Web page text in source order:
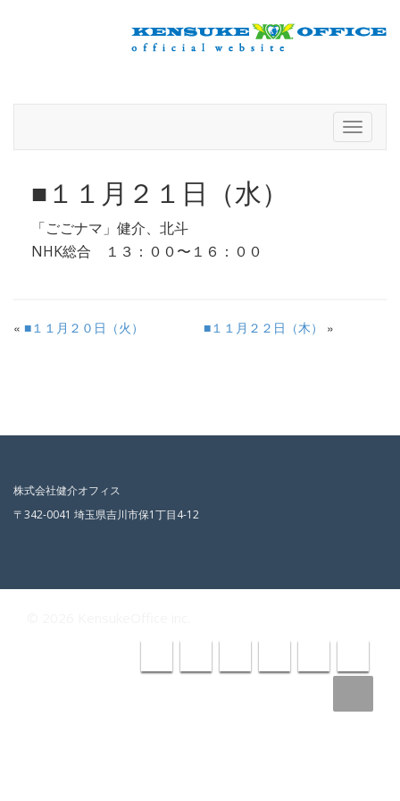
Toggle
■１１月２１日（水）
「ごごナマ」健介、北斗
NHK総合 １３：００〜１６：００
« ■１１月２０日（火） ■１１月２２日（木） »
株式会社健介オフィス
〒342-0041 埼玉県吉川市保1丁目4-12